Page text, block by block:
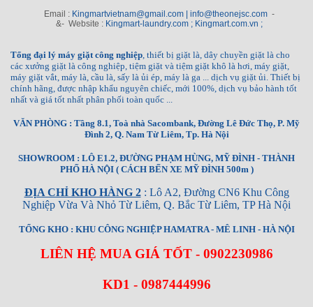
Email : Kingmartvietnam@gmail.com | info@theonejsc.com -
&- Website : Kingmart-laundry.com ; Kingmart.com.vn ;
Tổng đại lý máy giặt công nghiệp, thiết bị giặt là, dây chuyền giặt là cho
các xưởng giặt là công nghiệp, tiệm giặt và tiệm giặt khô là hơi, máy giặt,
máy giặt vắt, máy là, cầu là, sấy là ủi ép, máy là ga ... dịch vụ giặt ủi. Thiết bị
chính hãng, được nhập khẩu nguyên chiếc, mới 100%, dịch vụ bảo hành tốt
nhất và giá tốt nhất phân phối toàn quốc ...
VĂN PHÒNG : Tầng 8.1, Toà nhà Sacombank, Đường Lê Đức Thọ, P. Mỹ
Đình 2, Q. Nam Từ Liêm, Tp. Hà Nội
SHOWROOM : LÔ E1.2, ĐƯỜNG PHẠM HÙNG, MỸ ĐÌNH - THÀNH
PHỐ HÀ NỘI ( CÁCH BẾN XE MỸ ĐÌNH 500m )
ĐỊA CHỈ KHO HÀNG 2: Lô A2, Đường CN6 Khu Công
Nghiệp Vừa Và Nhỏ Từ Liêm, Q. Bắc Từ Liêm, TP Hà Nội
TỔNG KHO : KHU CÔNG NGHIỆP HAMATRA - MÊ LINH - HÀ NỘI
LIÊN HỆ MUA GIÁ TỐT - 0902230986
KD1 - 0987444996